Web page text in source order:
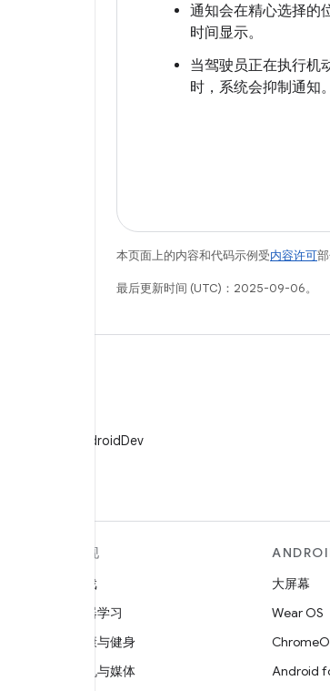
通知会在精心选择的
时间显示。
当驾驶员正在执行机
时，系统会抑制通知。
本页面上的内容和代码示例受内容许可
最后更新时间 (UTC)：2025-09-06。
在 X 上关注 @AndroidDev
发现
游戏
机器学习
健康与健身
相机与媒体
大屏幕
Wear OS
Android